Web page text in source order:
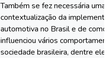
Também se fez necessária uma
contextualização da
automotiva no Brasil e de como
influenciou vários
sociedade brasileira, dentre